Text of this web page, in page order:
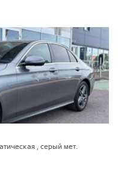
, серый мет.